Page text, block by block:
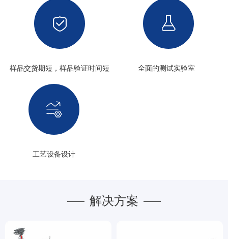
样品交货期短，样品验证时间短 全面的测试实验室
工艺设备设计
解决方案